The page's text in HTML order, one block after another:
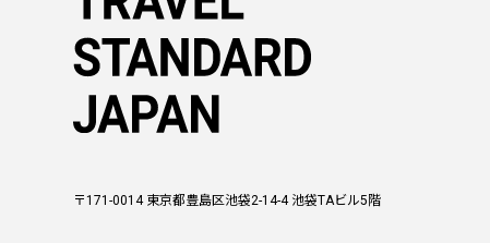
〒171-0014 東京都豊島区池袋2-14-4 池袋TAビル5階